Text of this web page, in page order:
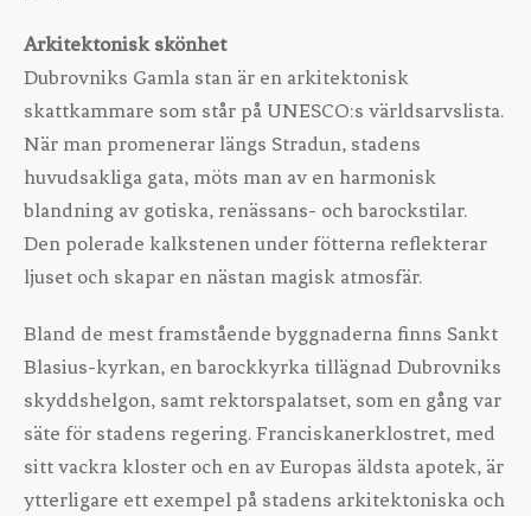
Arkitektonisk skönhet
Dubrovniks Gamla stan är en arkitektonisk
skattkammare som står på UNESCO:s världsarvslista.
När man promenerar längs Stradun, stadens
huvudsakliga gata, möts man av en harmonisk
blandning av gotiska, renässans- och barockstilar.
Den polerade kalkstenen under fötterna reflekterar
ljuset och skapar en nästan magisk atmosfär.
Bland de mest framstående byggnaderna finns Sankt
Blasius-kyrkan, en barockkyrka tillägnad Dubrovniks
skyddshelgon, samt rektorspalatset, som en gång var
säte för stadens regering. Franciskanerklostret, med
sitt vackra kloster och en av Europas äldsta apotek, är
ytterligare ett exempel på stadens arkitektoniska och